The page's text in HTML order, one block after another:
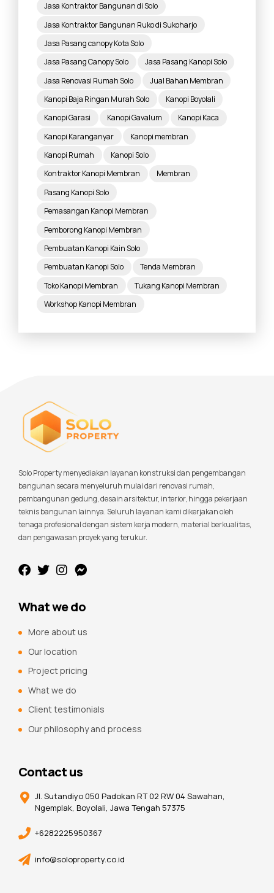
Jasa Kontraktor Bangunan di Solo
Jasa Kontraktor Bangunan Ruko di Sukoharjo
Jasa Pasang canopy Kota Solo
Jasa Pasang Canopy Solo
Jasa Pasang Kanopi Solo
Jasa Renovasi Rumah Solo
Jual Bahan Membran
Kanopi Baja Ringan Murah Solo
Kanopi Boyolali
Kanopi Garasi
Kanopi Gavalum
Kanopi Kaca
Kanopi Karanganyar
Kanopi membran
Kanopi Rumah
Kanopi Solo
Kontraktor Kanopi Membran
Membran
Pasang Kanopi Solo
Pemasangan Kanopi Membran
Pemborong Kanopi Membran
Pembuatan Kanopi Kain Solo
Pembuatan Kanopi Solo
Tenda Membran
Toko Kanopi Membran
Tukang Kanopi Membran
Workshop Kanopi Membran
Solo Property menyediakan layanan konstruksi dan pengembangan
bangunan secara menyeluruh mulai dari renovasi rumah,
pembangunan gedung, desain arsitektur, interior, hingga pekerjaan
teknis bangunan lainnya. Seluruh layanan kami dikerjakan oleh
tenaga profesional dengan sistem kerja modern, material berkualitas,
dan pengawasan proyek yang terukur.
What we do
More about us
Our location
Project pricing
What we do
Client testimonials
Our philosophy and process
Contact us
Jl. Sutandiyo 050 Padokan RT 02 RW 04 Sawahan,
Ngemplak, Boyolali, Jawa Tengah 57375
+6282225950367
info@soloproperty.co.id